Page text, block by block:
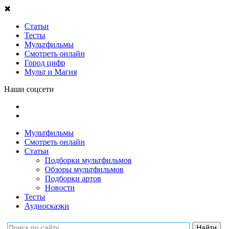
✖
Статьи
Тесты
Мультфильмы
Смотреть онлайн
Город цифр
Мульт и Магия
Наши соцсети
Мультфильмы
Смотреть онлайн
Статьи
Подборки мультфильмов
Обзоры мультфильмов
Подборки артов
Новости
Тесты
Аудиосказки